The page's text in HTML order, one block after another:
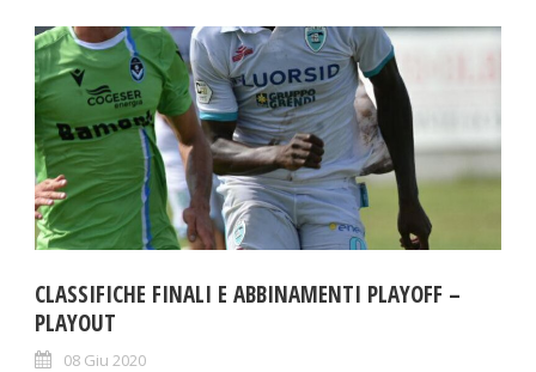
CLASSIFICHE FINALI E ABBINAMENTI PLAYOFF –
PLAYOUT
08 Giu 2020